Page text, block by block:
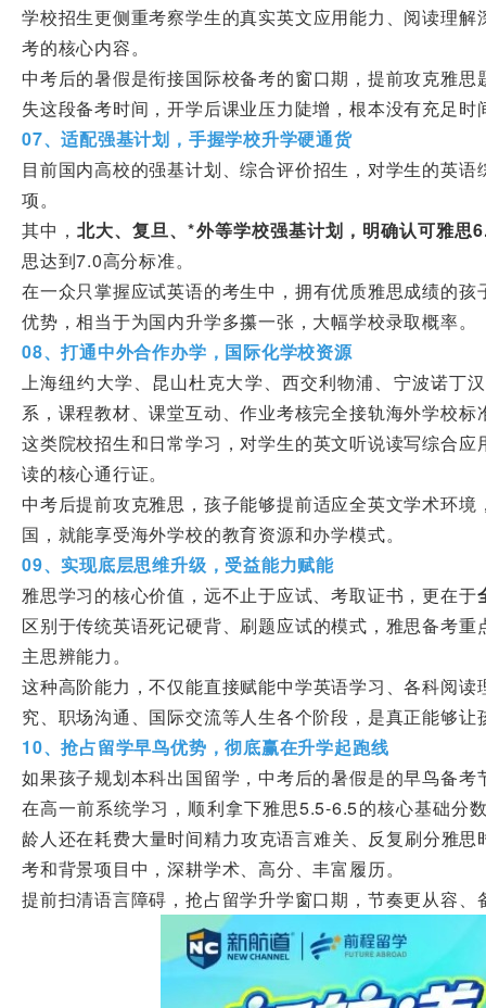
学校招生更侧重考察学生的真实英文应用能力、阅读理
考的核心内容。
中考后的暑假是衔接国际校备考的窗口期，提前攻克雅
失这段备考时间，开学后课业压力陡增，根本没有充足
07、适配强基计划，手握学校升学硬通货
目前国内高校的强基计划、综合评价招生，对学生的英
项。
其中，北大、复旦、*外等学校强基计划，明确认可雅思
思达到7.0高分标准。
在一众只掌握应试英语的考生中，拥有优质雅思成绩的
优势，相当于为国内升学多攥一张，大幅学校录取概率。
08、打通中外合作办学，国际化学校资源
上海纽约大学、昆山杜克大学、西交利物浦、宁波诺丁
系，课程教材、课堂互动、作业考核完全接轨海外学校标
这类院校招生和日常学习，对学生的英文听说读写综合
读的核心通行证。
中考后提前攻克雅思，孩子能够提前适应全英文学术环
国，就能享受海外学校的教育资源和办学模式。
09、实现底层思维升级，受益能力赋能
雅思学习的核心价值，远不止于应试、考取证书，更在于
区别于传统英语死记硬背、刷题应试的模式，雅思备考
主思辨能力。
这种高阶能力，不仅能直接赋能中学英语学习、各科阅
究、职场沟通、国际交流等人生各个阶段，是真正能够
10、抢占留学早鸟优势，彻底赢在升学起跑线
如果孩子规划本科出国留学，中考后的暑假是的早鸟备考
在高一前系统学习，顺利拿下雅思5.5-6.5的核心基础分
龄人还在耗费大量时间精力攻克语言难关、反复刷分雅
考和背景项目中，深耕学术、高分、丰富履历。
提前扫清语言障碍，抢占留学升学窗口期，节奏更从容